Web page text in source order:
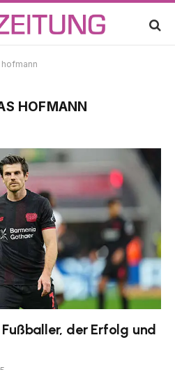
HOFMANN
der Erfolg und